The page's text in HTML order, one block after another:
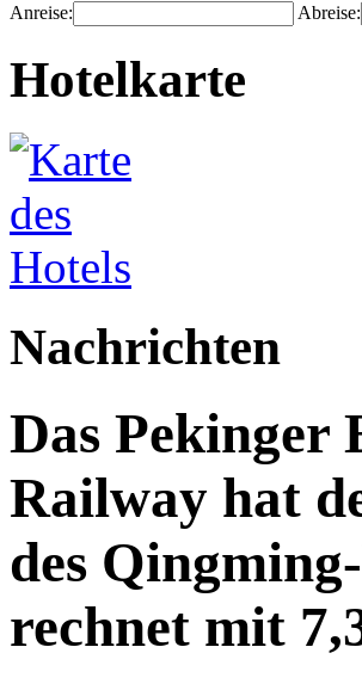
Anreise: Abreise:
Hotelkarte
Nachrichten
Das Pekinger
Railway hat
des
rechnet mit